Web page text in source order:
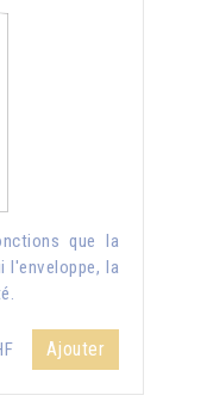
que la
l'enveloppe, la
Ajouter